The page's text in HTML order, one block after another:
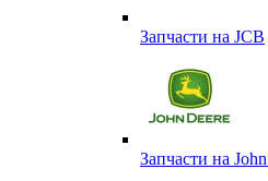
Запчасти на JCB
Запчасти на